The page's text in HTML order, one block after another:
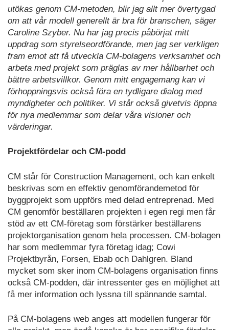
utökas genom CM-metoden, blir jag allt mer övertygad
om att vår modell generellt är bra för branschen, säger
Caroline Szyber. Nu har jag precis påbörjat mitt
uppdrag som styrelseordförande, men jag ser verkligen
fram emot att få utveckla CM-bolagens verksamhet och
arbeta med projekt som präglas av mer hållbarhet och
bättre arbetsvillkor. Genom mitt engagemang kan vi
förhoppningsvis också föra en tydligare dialog med
myndigheter och politiker. Vi står också givetvis öppna
för nya medlemmar som delar våra visioner och
värderingar.
Projektfördelar och CM-podd
CM står för Construction Management, och kan enkelt
beskrivas som en effektiv genomförandemetod för
byggprojekt som uppförs med delad entreprenad. Med
CM genomför beställaren projekten i egen regi men får
stöd av ett CM-företag som förstärker beställarens
projektorganisation genom hela processen. CM-bolagen
har som medlemmar fyra företag idag; Cowi
Projektbyrån, Forsen, Ebab och Dahlgren. Bland
mycket som sker inom CM-bolagens organisation finns
också CM-podden, där intressenter ges en möjlighet att
få mer information och lyssna till spännande samtal.
På CM-bolagens web anges att modellen fungerar för